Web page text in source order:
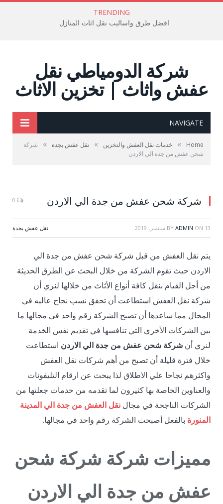
TRENDING
افضل طرق واساليب نقل اثاث المنازل
شركة الدومياطي نقل
عفش واثاث | تخزين الاثاث
NAVIGATE
Home
» خدمات نقل العفش والتخزين » نقل عفش بجدة »
شركة
شحن عفش من جدة الي الاردن
شركة شحن عفش من جدة الي الاردن
BY ADMIN ON 13 سبتمبر، 2019 نقل عفش بجدة
يتم نقل العفش من قبل شركة شحن عفش من جدة الي
الاردن حيث تقوم الشركة من خلال البحث عن الطرق الحديثة
من أجل القيام بنقل كافة أنواع الأثاث من خلالها لنري أن
شركة نقل العفش استطاعت أن تحقق نسب نجاح عاليه في
المجال مما ساعدها أن تصبح الشركة رقم واحد في مجالها ما
بين الشركات الأخري التي تنافسها في تقديم نفس الخدمة
لنري أن شركة شحن عفش من جدة الي الاردن استطاعت
خلال فترة قليلة أن تصبح من أهم شركات نقل العفش
واكثرهم نجاحا علي الاطلاق لذا يبحث عن ارقام التليفونات
والعناوين الخاصة بها كثيرون لما تقدمه من خدمات جعلتها من
الشركات الناجحة في مجال نقل العفش من جدة الي المدينة
المنورة بالفعل أصبحت الشركة رقم واحد في مجالها.
مميزات شركة شركة شحن
عفش من جدة الي الاردن